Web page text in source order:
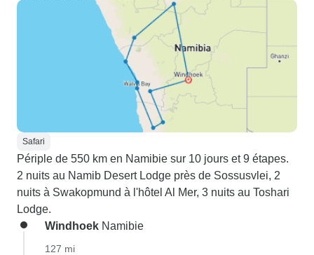
Safari
Périple de 550 km en Namibie sur 10 jours et 9 étapes.
2 nuits au Namib Desert Lodge près de Sossusvlei, 2
nuits à Swakopmund à l'hôtel Al Mer, 3 nuits au Toshari
Lodge.
Windhoek Namibie
127 mi